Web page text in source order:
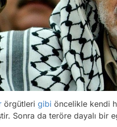
örgütleri gibi öncelikle kendi
Sonra da teröre dayalı bir